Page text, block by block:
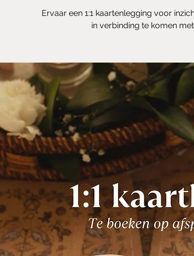
Ervaar een 1:1 kaartenlegging voor
in verbinding te komen